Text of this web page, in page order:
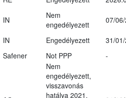
IN
Nem
engedélyezett
07/
IN Engedélyezett
31/
Safener Not PPP -
Nem
engedélyezett,
visszavonás
hatálya 2021.